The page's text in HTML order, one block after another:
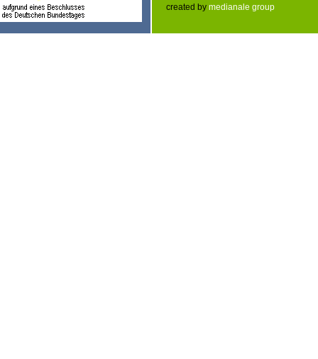
created by medianale group